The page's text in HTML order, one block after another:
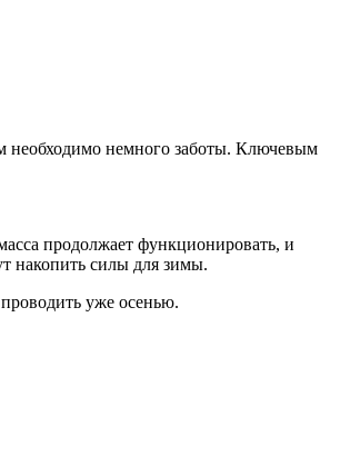
необходимо немного заботы. Ключевым
продолжает функционировать, и
накопить силы для зимы.
уже осенью.